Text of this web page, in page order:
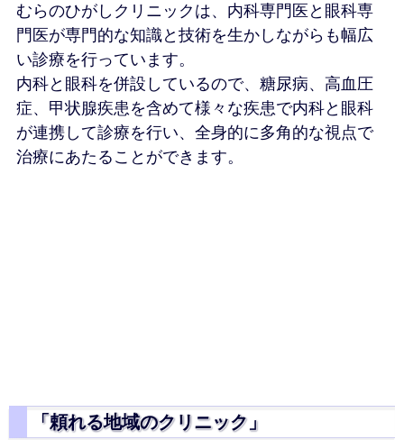
むらのひがしクリニックは、内科専門医と眼科専
門医が専門的な知識と技術を生かしながらも幅広
い診療を行っています。
内科と眼科を併設しているので、糖尿病、高血圧
症、甲状腺疾患を含めて様々な疾患で内科と眼科
が連携して診療を行い、全身的に多角的な視点で
治療にあたることができます。
「頼れる地域のクリニック」